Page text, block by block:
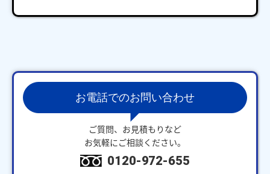
お電話でのお問い合わせ
ご質問、お見積もりなど
お気軽にご相談ください。
0120-972-655